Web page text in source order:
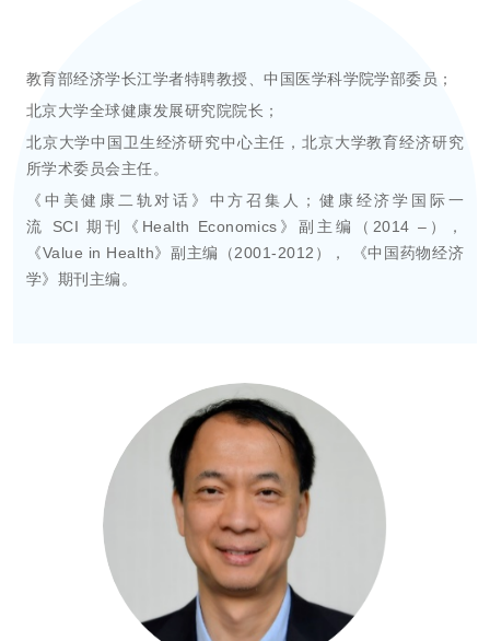
教育部经济学长江学者特聘教授、中国医学科学院学部委员；
北京大学全球健康发展研究院院长；
北京大学中国卫生经济研究中心主任，北京大学教育经济研究
所学术委员会主任。
《中美健康二轨对话》中方召集人；健康经济学国际一
流 SCI期刊《 Health Economics 》副主编（ 2014 –），
《Value in Health》副主编（2001-2012 ）， 《中国药物经济
学》期刊主编。